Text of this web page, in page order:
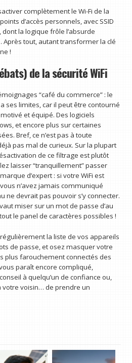
complètement le Wi-Fi de la
d’accès personnels, avec SSID
la logique frôle l’absurde
tout, autant transformer la clé
!
de la sécurité WiFi
“café du commerce” : le
ses limites, car il peut être contourné
et équipé. Des logiciels
et encore plus sur certaines
Bref, ce n’est pas à toute
pas mal de curieux. Sur la plupart
de ce filtrage est plutôt
laisser “tranquillement” passer
d’expert : si votre WiFi est
n’avez jamais communiqué
ne devrait pas pouvoir s’y connecter.
miser sur un mot de passe d’au
le panel de caractères possibles !
la liste de vos appareils
de passe, et osez masquer votre
plus farouchement connectés des
paraît encore compliqué,
à quelqu’un de confiance ou,
votre voisin… de prendre un